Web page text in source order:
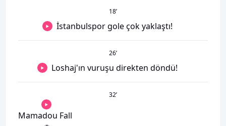
18’
İstanbulspor gole çok yaklaştı!
26’
Loshaj'ın vuruşu direkten döndü!
32’
Mamadou Fall